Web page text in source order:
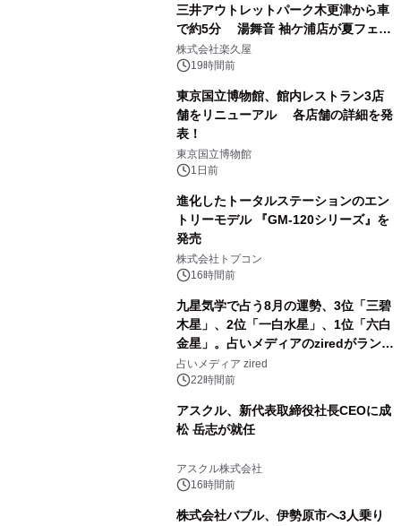
三井アウトレットパーク木更津から車
で約5分 湯舞音 袖ケ浦店が夏フェア
メニューを提供
株式会社楽久屋
19時間前
東京国立博物館、館内レストラン3店
舗をリニューアル 各店舗の詳細を発
表！
東京国立博物館
1日前
進化したトータルステーションのエン
トリーモデル 『GM-120シリーズ』を
発売
株式会社トプコン
16時間前
九星気学で占う8月の運勢、3位「三碧
木星」、2位「一白水星」、1位「六白
金星」。占いメディアのziredがランキ
ングを発表
占いメディア zired
22時間前
アスクル、新代表取締役社長CEOに成
松 岳志が就任
アスクル株式会社
16時間前
株式会社バブル、伊勢原市へ3人乗り